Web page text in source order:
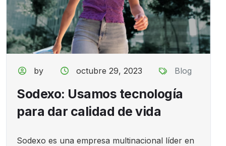
by octubre 29, 2023 Blog
Sodexo: Usamos tecnología
para dar calidad de vida
Sodexo es una empresa multinacional líder en